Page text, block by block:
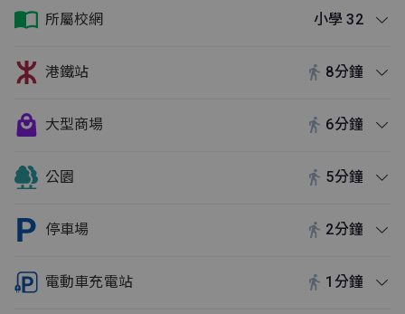
所屬校網 小學 32
港鐵站 8分鐘
大型商場 6分鐘
公園 5分鐘
停車場 2分鐘
電動車充電站 1分鐘